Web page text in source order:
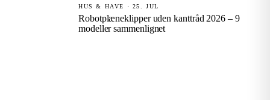
HUS & HAVE · 25. JUL
Robotplæneklipper uden kanttråd 2026 – 9
modeller sammenlignet